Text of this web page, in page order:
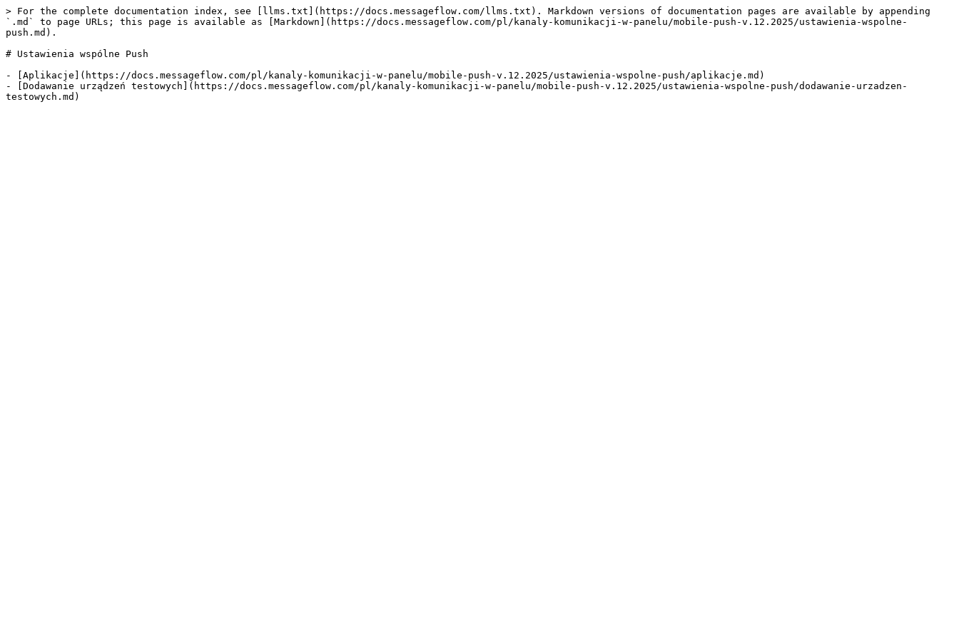
> For the complete documentation index, see [llms.txt](https://docs.messageflow.com/llms.txt). Markdown versions of documentation pages are available by appending
`.md` to page URLs; this page is available as [Markdown](https://docs.messageflow.com/pl/kanaly-komunikacji-w-panelu/mobile-push-v.12.2025/ustawienia-wspolne-
push.md).
# Ustawienia wspólne Push
- [Aplikacje](https://docs.messageflow.com/pl/kanaly-komunikacji-w-panelu/mobile-push-v.12.2025/ustawienia-wspolne-push/aplikacje.md)
- [Dodawanie urządzeń testowych](https://docs.messageflow.com/pl/kanaly-komunikacji-w-panelu/mobile-push-v.12.2025/ustawienia-wspolne-push/dodawanie-urzadzen-